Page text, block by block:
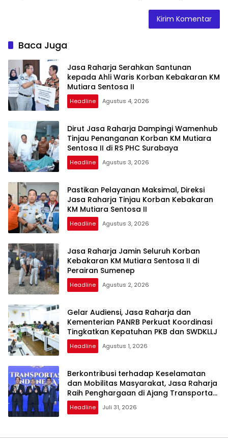
Baca Juga
Jasa Raharja Serahkan Santunan
kepada Ahli Waris Korban Kebakaran KM
Mutiara Sentosa II
Headline Agustus 4, 2026
Dirut Jasa Raharja Dampingi Wamenhub
Tinjau Penanganan Korban KM Mutiara
Sentosa II di RS PHC Surabaya
Headline Agustus 3, 2026
Pastikan Pelayanan Maksimal, Direksi
Jasa Raharja Tinjau Korban Kebakaran
KM Mutiara Sentosa II
Headline Agustus 3, 2026
Jasa Raharja Jamin Seluruh Korban
Kebakaran KM Mutiara Sentosa II di
Perairan Sumenep
Headline Agustus 2, 2026
Gelar Audiensi, Jasa Raharja dan
Kementerian PANRB Perkuat Koordinasi
Tingkatkan Kepatuhan PKB dan SWDKLLJ
Headline Agustus 1, 2026
Berkontribusi terhadap Keselamatan
dan Mobilitas Masyarakat, Jasa Raharja
Raih Penghargaan di Ajang Transportasi
Indonesia Awards 2026
Headline Juli 31, 2026